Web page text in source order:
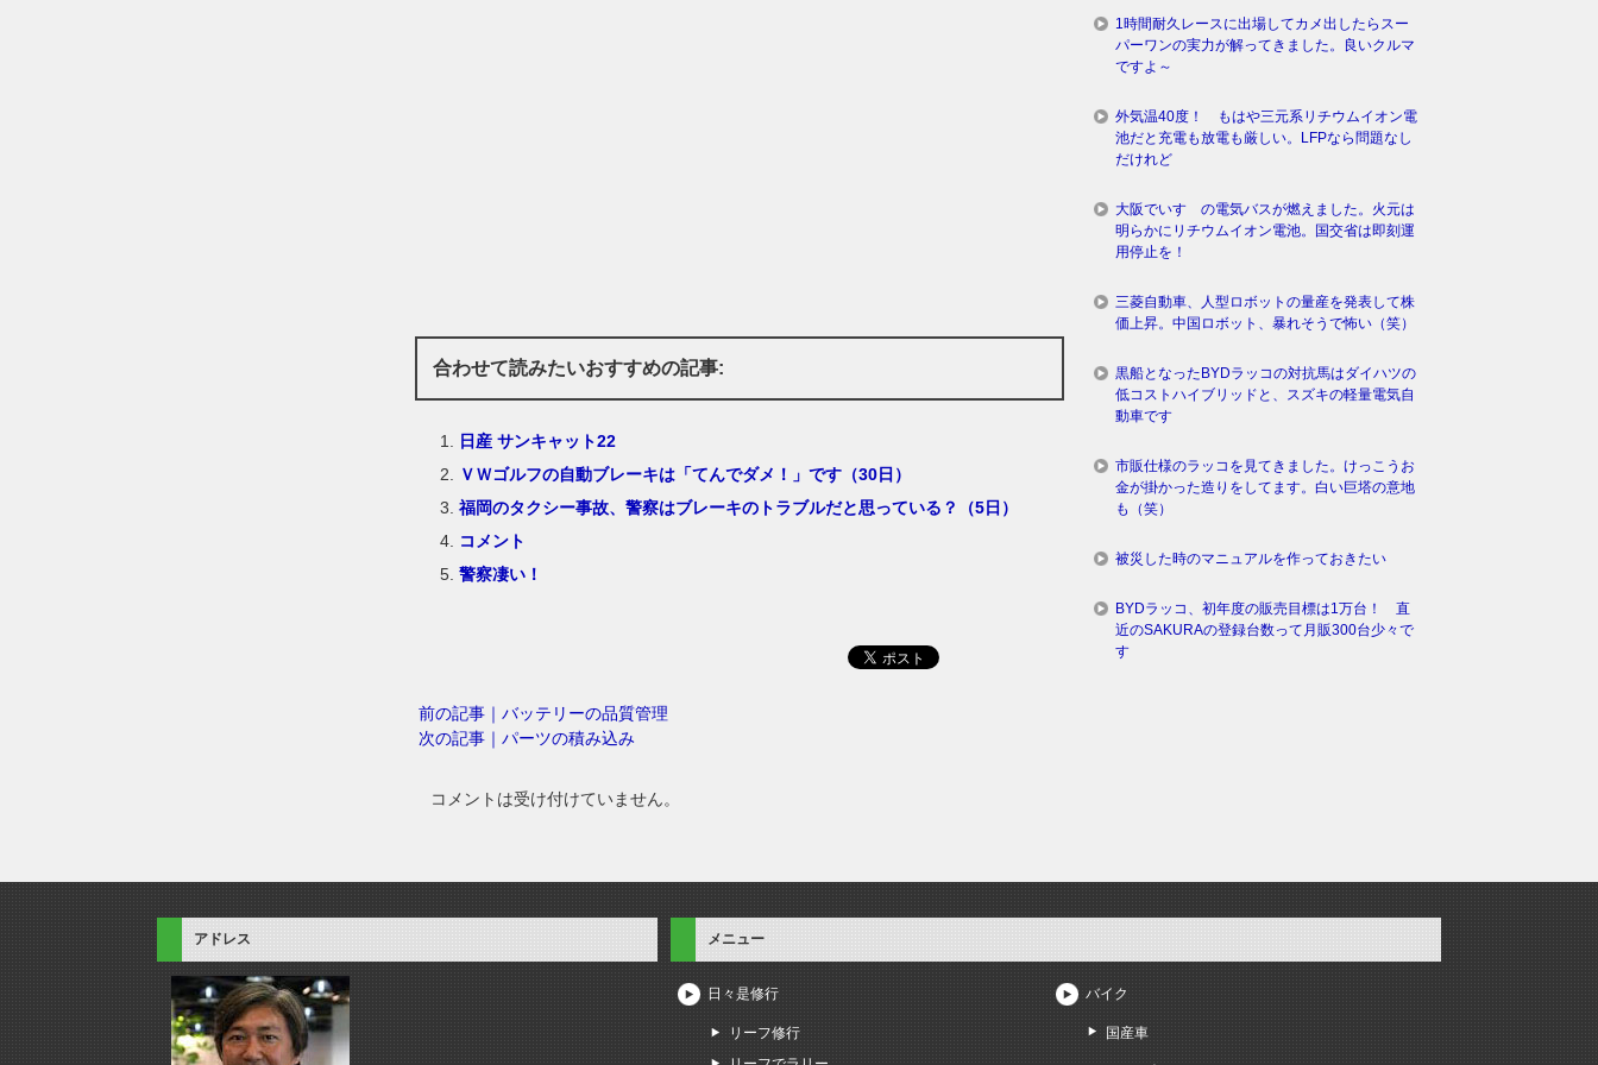
合わせて読みたいおすすめの記事:
日産 サンキャット22
ＶＷゴルフの自動ブレーキは「てんでダメ！」です（30日）
福岡のタクシー事故、警察はブレーキのトラブルだと思っている？（5日）
コメント
警察凄い！
前の記事｜バッテリーの品質管理
次の記事｜パーツの積み込み
コメントは受け付けていません。
1時間耐久レースに出場してカメ出したらスー
パーワンの実力が解ってきました。良いクルマ
ですよ～
外気温40度！ もはや三元系リチウムイオン電
池だと充電も放電も厳しい。LFPなら問題なし
だけれど
大阪でいすゞの電気バスが燃えました。火元は
明らかにリチウムイオン電池。国交省は即刻運
用停止を！
三菱自動車、人型ロボットの量産を発表して株
価上昇。中国ロボット、暴れそうで怖い（笑）
黒船となったBYDラッコの対抗馬はダイハツの
低コストハイブリッドと、スズキの軽量電気自
動車です
市販仕様のラッコを見てきました。けっこうお
金が掛かった造りをしてます。白い巨塔の意地
も（笑）
被災した時のマニュアルを作っておきたい
BYDラッコ、初年度の販売目標は1万台！ 直
近のSAKURAの登録台数って月販300台少々で
す
アドレス メニュー
日々是修行
リーフ修行
バイク
国産車